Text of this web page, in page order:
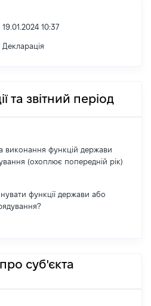
19.01.2024 10:37
Декларація
та звітний період
виконання функцій держави
(охоплює попередній рік)
функції держави або
суб'єкта